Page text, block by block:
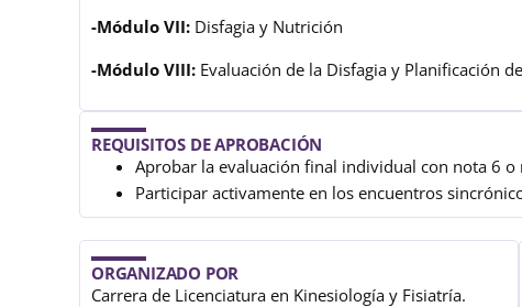
-Módulo VII: Disfagia y Nutrición
-Módulo VIII: Evaluación de la Disfagia y Planificación
REQUISITOS DE APROBACIÓN
Aprobar la evaluación final individual con nota 6 o
Participar activamente en los encuentros
ORGANIZADO POR
Carrera de Licenciatura en Kinesiología y Fisiatría.